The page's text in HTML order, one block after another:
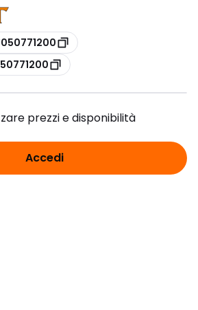
prezzi e disponibilità
Accedi